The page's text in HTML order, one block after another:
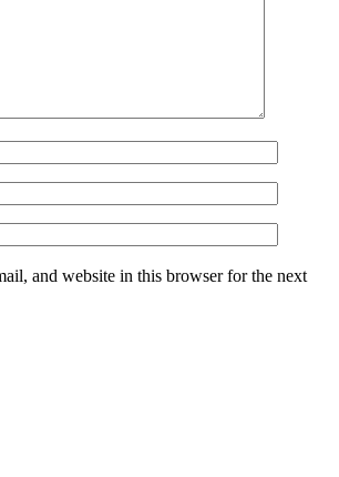
and website in this browser for the next